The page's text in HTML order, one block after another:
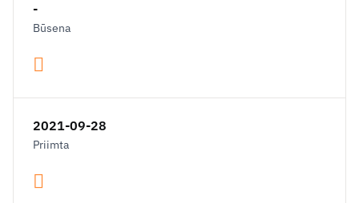
-
Būsena
2021-09-28
Priimta